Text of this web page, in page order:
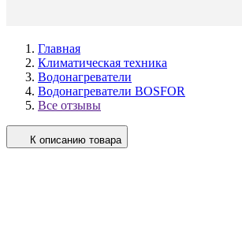
Главная
Климатическая техника
Водонагреватели
Водонагреватели BOSFOR
Все отзывы
К описанию товара